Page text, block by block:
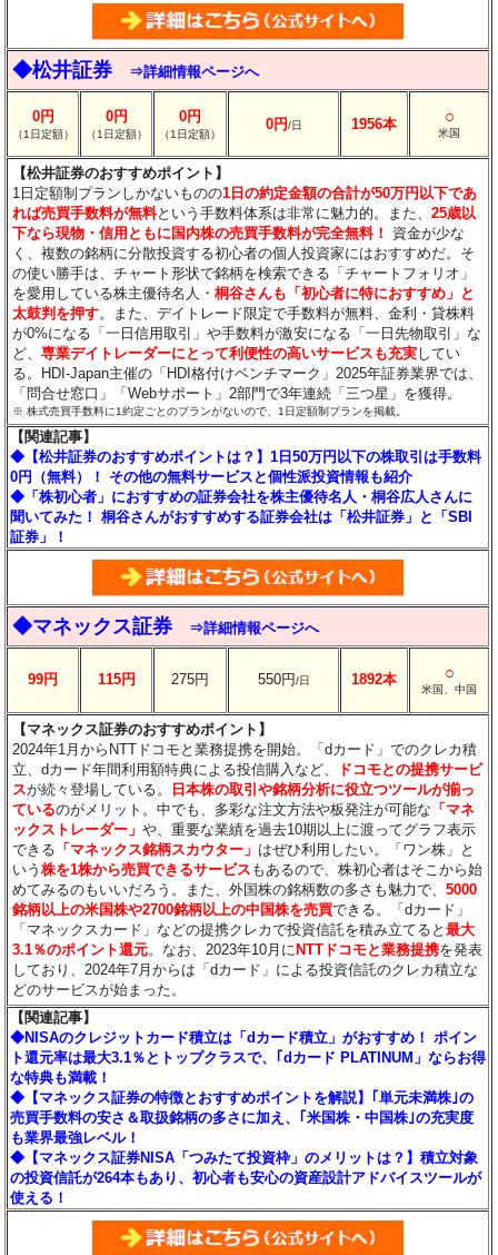
◆松井証券 ⇒詳細情報ページへ
0円
（1日定額）
0円
（1日定額）
0円
（1日定額）
0円/日 1956本 ○
米国
【松井証券のおすすめポイント】
1日定額制プランしかないものの1日の約定金額の合計が50万円以下であ
れば売買手数料が無料という手数料体系は非常に魅力的。また、25歳以
下なら現物・信用ともに国内株の売買手数料が完全無料！
資金が少な
く、複数の銘柄に分散投資する初心者の個人投資家にはおすすめだ。そ
の使い勝手は、チャート形状で銘柄を検索できる「チャートフォリオ」
を愛用している株主優待名人・桐谷さんも「初心者に特におすすめ」と
太鼓判を押す。また、デイトレード限定で手数料が無料、金利・貸株料
が0%になる「一日信用取引」や手数料が激安になる「一日先物取引」な
ど、専業デイトレーダーにとって利便性の高いサービスも充実してい
る。HDI-Japan主催の「HDI格付けベンチマーク」2025年証券業界では、
「問合せ窓口」「Webサポート」2部門で3年連続「三つ星」を獲得。
※ 株式売買手数料に1約定ごとのプランがないので、1日定額制プランを掲載。
【関連記事】
◆【松井証券のおすすめポイントは？】1日50万円以下の株取引は手数料
0円（無料）！ その他の無料サービスと個性派投資情報も紹介
◆「株初心者」におすすめの証券会社を株主優待名人・桐谷広人さんに
聞いてみた！ 桐谷さんがおすすめする証券会社は「松井証券」と「SBI
証券」！
◆マネックス証券 ⇒詳細情報ページへ
99円 115円 275円 550円/日 1892本 ○
米国、中国
【マネックス証券のおすすめポイント】
2024年1月からNTTドコモと業務提携を開始。「dカード」でのクレカ積
立、dカード年間利用額特典による投信購入など、
ドコモとの提携サービ
スが続々登場している。
日本株の取引や銘柄分析に役立つツールが揃っ
ているのがメリット。中でも、多彩な注文方法や板発注が可能な 「マネ
ックストレーダー」や、重要な業績を過去10期以上に渡ってグラフ表示
できる 「マネックス銘柄スカウター」 はぜひ利用したい。「ワン株」と
いう株を1株から売買できるサービス もあるので、株初心者はそこから始
めてみるのもいいだろう。また、外国株の銘柄数の多さも魅力で、5000
銘柄以上の米国株や2700銘柄以上の中国株を売買できる。「dカード」
「マネックスカード」などの提携クレカで投資信託を積み立てると最大
3.1％のポイント還元。なお、2023年10月に NTTドコモと業務提携を発表
しており、2024年7月からは「dカード」による投資信託のクレカ積立な
どのサービスが始まった。
【関連記事】
◆NISAのクレジットカード積立は「dカード積立」がおすすめ！ ポイン
ト還元率は最大3.1％とトップクラスで、｢dカード PLATINUM」ならお得
な特典も満載！
◆【マネックス証券の特徴とおすすめポイントを解説】｢単元未満株｣の
売買手数料の安さ＆取扱銘柄の多さに加え、｢米国株・中国株｣の充実度
も業界最強レベル！
◆【マネックス証券NISA「つみたて投資枠」のメリットは？】積立対象
の投資信託が264本もあり、初心者も安心の資産設計アドバイスツールが
使える！